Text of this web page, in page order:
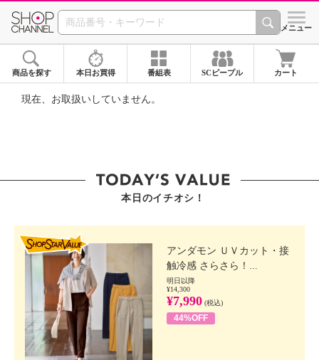
SHOP CHANNEL ショッ
メニュー
商品を探す 本日お買得 番組表 SCピープル カート
現在、お取扱いしていません。
本日のイチオシ！
アンダモン ＵＶカット・接
触冷感 さらさら！...
明日以降
¥14,300
¥7,990 (税込)
44%OFF